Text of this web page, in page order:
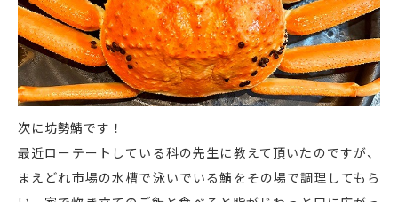
次に坊勢鯖です！
最近ローテートしている科の先生に教えて頂いたのですが、
まえどれ市場の水槽で泳いでいる鯖をその場で調理してもら